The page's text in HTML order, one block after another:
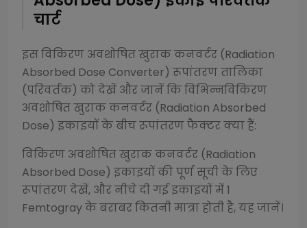
चार्ट
इसविकिरण अवशोषित खुराक कनवर्टर (Radiation
Absorbed Dose Converter) रूपांतरण तालिका
(परिवर्तक) को देखें और जानें कि विभिन्नविकिरण
अवशोषित खुराक कनवर्टर (Radiation Absorbed
Dose) इकाइयों के बीच रूपांतरण फैक्टर क्या हैं:
विकिरण अवशोषित खुराक कनवर्टर (Radiation
Absorbed Dose) इकाइयों की पूर्ण सूची के लिए
रूपांतरण देखें, और नीचे दी गई इकाइयों में 1
Femtograyके बराबर कितनी मात्रा होती है, यह जानें।